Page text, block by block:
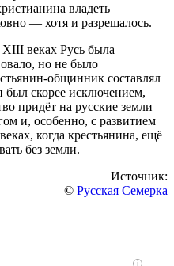
владеть
— хотя и разрешалось.
веках Русь была
но не было
общинник составлял
был скорее исключением,
придёт на русские земли
и, особенно, с развитием
когда крестьянина, ещё
без земли.
Источник:
© Русская Семерка
i